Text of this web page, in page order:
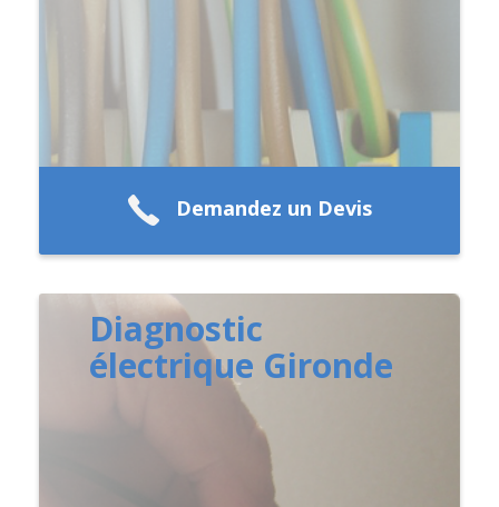
Demandez un Devis
Diagnostic
électrique Gironde